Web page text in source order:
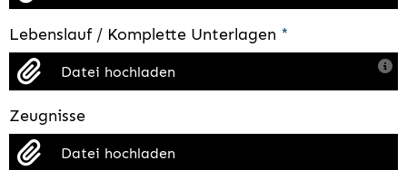
Lebenslauf / Komplette Unterlagen *
Datei hochladen
Zeugnisse
Datei hochladen